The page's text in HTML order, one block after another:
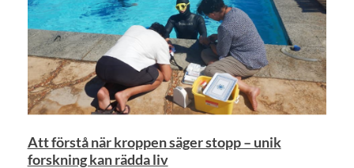
Att förstå när kroppen säger stopp – unik
forskning kan rädda liv